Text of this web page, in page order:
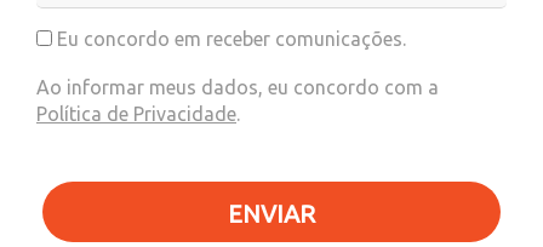
Eu concordo em receber comunicações.
Ao informar meus dados, eu concordo com a
Política de Privacidade.
ENVIAR